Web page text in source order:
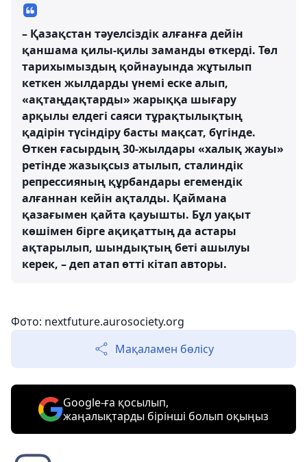
– Қазақстан тәуелсіздік алғанға дейін
қаншама қилы-қилы заманды өткерді. Төл
тарихымыздың қойнауында жұтылып
кеткен жылдарды үнемі еске алып,
«ақтаңдақтарды» жарыққа шығару
арқылы елдегі саяси тұрақтылықтың
қадірін түсіндіру басты мақсат, бүгінде.
Өткен ғасырдың 30-жылдары «халық жауы»
ретінде жазықсыз атылып, сталиндік
репрессияның құрбандары егемендік
алғаннан кейін ақталды. Қаймана
қазағымен қайта қауышты. Бұл уақыт
көшімен бірге ақиқаттың да астары
ақтарылып, шындықтың беті ашылуы
керек, – деп атап өтті кітап авторы.
Фото: nextfuture.aurosociety.org
Мақаламен бөлісу
Google-ға қосылып,
жаңалықтарды бірінші болып оқыңыз